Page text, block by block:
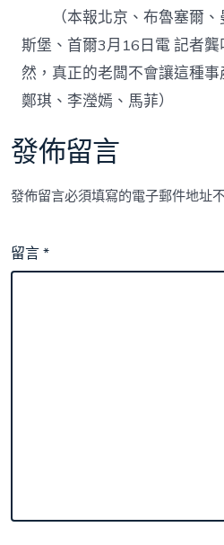
（本報北京、布魯塞爾、
斯堡、首爾3月16日電 記者
然，真正的老闆不會讓這種
鄭琪、李瀅嫣、馬菲）
發佈留言
發佈留言必須填寫的電子郵件地址
留言*